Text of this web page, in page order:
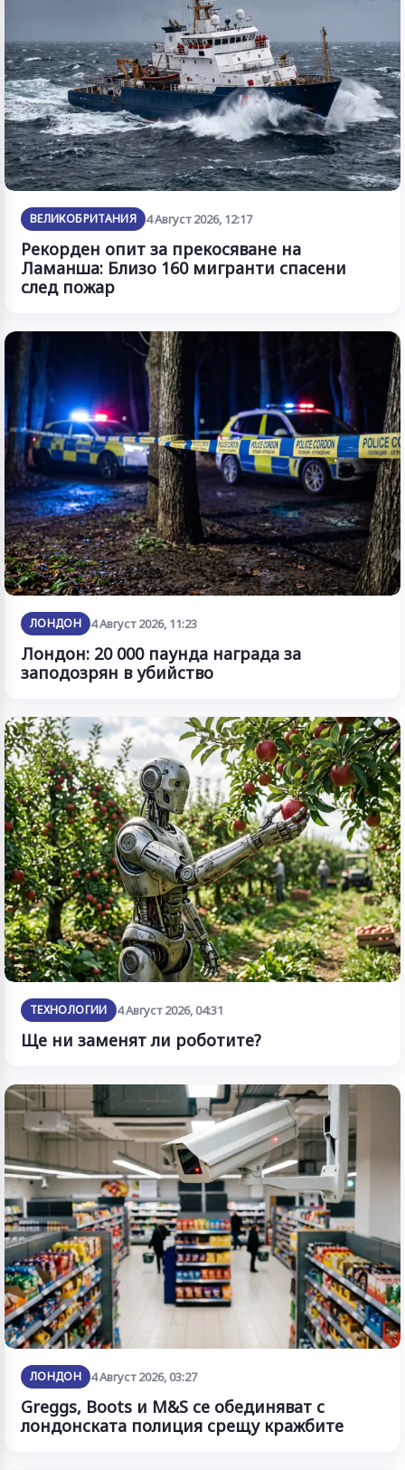
ВЕЛИКОБРИТАНИЯ 4 Август 2026, 12:17
Рекорден опит за прекосяване на
Ламанша: Близо 160 мигранти спасени
след пожар
ЛОНДОН 4 Август 2026, 11:23
Лондон: 20 000 паунда награда за
заподозрян в убийство
ТЕХНОЛОГИИ 4 Август 2026, 04:31
Ще ни заменят ли роботите?
ЛОНДОН 4 Август 2026, 03:27
Greggs, Boots и M&S се обединяват с
лондонската полиция срещу кражбите